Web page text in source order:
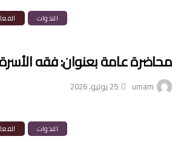
الندوات
محاضرة عامة بعنوان: فقه
umam 25 يوليو، 2026
الندوات